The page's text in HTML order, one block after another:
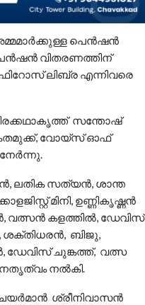
പെൻഷൻ
വിതരണത്തിന്
ലിബ്ര എന്നിവരെ
സന്തോഷ്
വോയ്സ് ഓഫ്
ലതിക സത്യൻ, ശാന്ത
മിനി, ഉണ്ണികൃഷ്ണൻ
വത്സൻ കളത്തിൽ, ഡേവിസ്
ശക്തിധരൻ, ബിജു,
ചുങ്കത്ത്, വത്സ
നൽകി.
ശ്രീനിവാസൻ